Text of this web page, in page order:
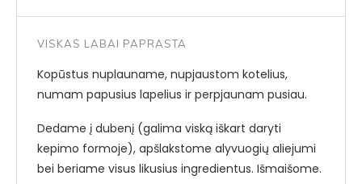
VISKAS LABAI PAPRASTA
Kopūstus nuplauname, nupjaustom kotelius,
numam papusius lapelius ir perpjaunam pusiau.
Dedame į dubenį (galima viską iškart daryti
kepimo formoje), apšlakstome alyvuogių aliejumi
bei beriame visus likusius ingredientus. Išmaišome.